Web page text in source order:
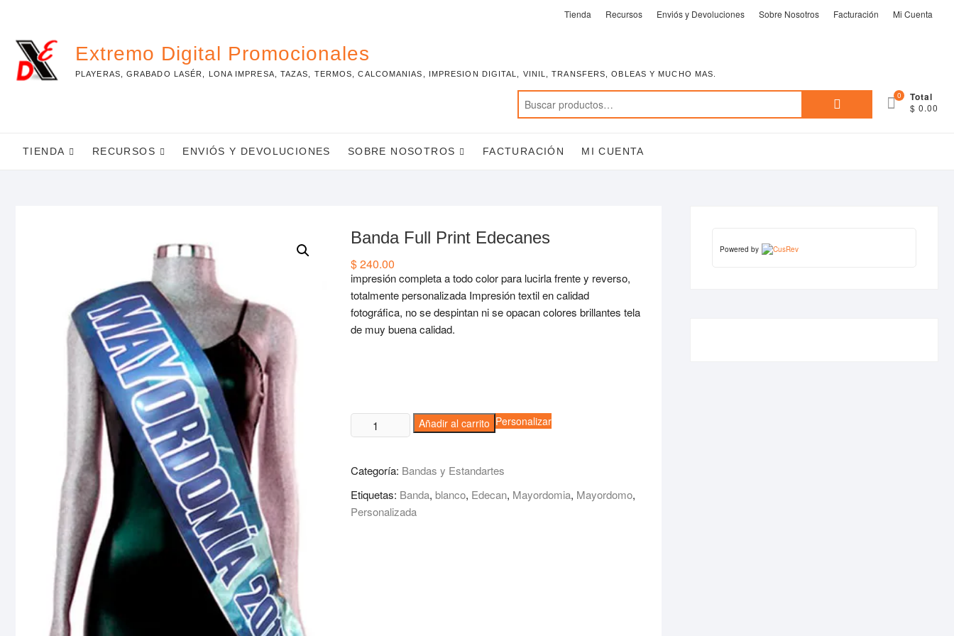
content
Tienda Recursos Enviós y Devoluciones Sobre Nosotros Facturación Mi Cuenta
Extremo Digital Promocionales
PLAYERAS, GRABADO LASÉR, LONA IMPRESA, TAZAS, TERMOS, CALCOMANIAS, IMPRESION DIGITAL, VINIL, TRANSFERS, OBLEAS Y MUCHO MAS.
Buscar
0 Total
$ 0.00
TIENDA RECURSOS ENVIÓS Y DEVOLUCIONES SOBRE NOSOTROS FACTURACIÓN MI CUENTA
Banda Full Print Edecanes
$240.00
impresión completa a todo color para lucirla frente y reverso,
totalmente personalizada Impresión textil en calidad
fotográfica, no se despintan ni se opacan colores brillantes tela
de muy buena calidad.
Banda
Full
Edecanes
cantidad
Añadir al carrito Personalizar
Categoría: Bandas y Estandartes
Etiquetas: Banda, blanco, Edecan, Mayordomia, Mayordomo,
Personalizada
Powered by